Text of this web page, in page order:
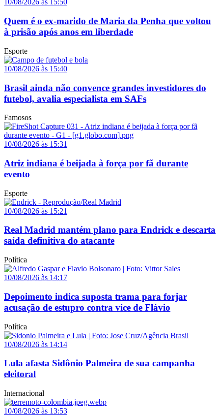
10/08/2026 às 15:50
Quem é o ex-marido de Maria da Penha que voltou
à prisão após anos em liberdade
Esporte
10/08/2026 às 15:40
Brasil ainda não convence grandes investidores do
futebol, avalia especialista em SAFs
Famosos
10/08/2026 às 15:31
Atriz indiana é beijada à força por fã durante
evento
Esporte
10/08/2026 às 15:21
Real Madrid mantém plano para Endrick e descarta
saída definitiva do atacante
Política
10/08/2026 às 14:17
Depoimento indica suposta trama para forjar
acusação de estupro contra vice de Flávio
Política
10/08/2026 às 14:14
Lula afasta Sidônio Palmeira de sua campanha
eleitoral
Internacional
10/08/2026 às 13:53